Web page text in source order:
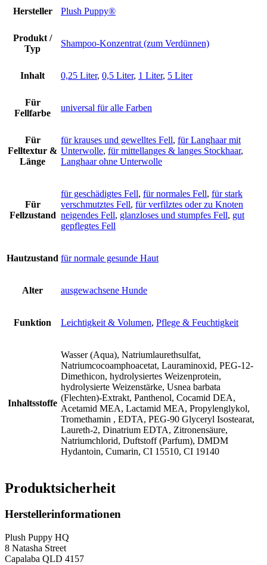
Hersteller Plush Puppy®
Produkt /
Typ
Shampoo-Konzentrat (zum Verdünnen)
Inhalt 0,25 Liter, 0,5 Liter, 1 Liter, 5 Liter
Für
Fellfarbe
universal für alle Farben
Für
Felltextur &
Länge
für krauses und gewelltes Fell, für Langhaar mit
Unterwolle, für mittellanges & langes Stockhaar,
Langhaar ohne Unterwolle
Für
Fellzustand
für geschädigtes Fell, für normales Fell, für stark
verschmutztes Fell, für verfilztes oder zu Knoten
neigendes Fell, glanzloses und stumpfes Fell, gut
gepflegtes Fell
Hautzustand für normale gesunde Haut
Alter ausgewachsene Hunde
Funktion Leichtigkeit & Volumen, Pflege & Feuchtigkeit
Inhaltsstoffe
Wasser (Aqua), Natriumlaurethsulfat,
Natriumcocoamphoacetat, Lauraminoxid, PEG-12-
Dimethicon, hydrolysiertes Weizenprotein,
hydrolysierte Weizenstärke, Usnea barbata
(Flechten)-Extrakt, Panthenol, Cocamid DEA,
Acetamid MEA, Lactamid MEA, Propylenglykol,
Tromethamin , EDTA, PEG-90 Glyceryl Isostearat,
Laureth-2, Dinatrium EDTA, Zitronensäure,
Natriumchlorid, Duftstoff (Parfum), DMDM ​​
Hydantoin, Cumarin, CI 15510, CI 19140
Produktsicherheit
Herstellerinformationen
Plush Puppy HQ
8 Natasha Street
Capalaba QLD 4157